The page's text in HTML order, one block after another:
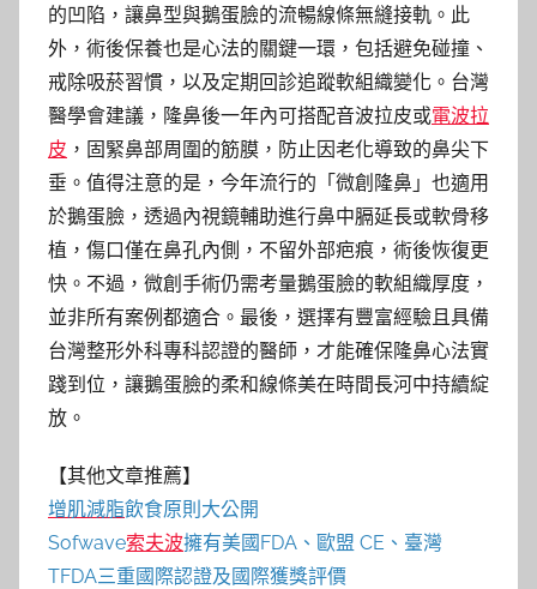
的凹陷，讓鼻型與鵝蛋臉的流暢線條無縫接軌。此
外，術後保養也是心法的關鍵一環，包括避免碰撞、
戒除吸菸習慣，以及定期回診追蹤軟組織變化。台灣
醫學會建議，隆鼻後一年內可搭配音波拉皮或電波拉
皮 ，固緊鼻部周圍的筋膜，防止因老化導致的鼻尖下
垂。值得注意的是，今年流行的「微創隆鼻」也適用
於鵝蛋臉，透過內視鏡輔助進行鼻中膈延長或軟骨移
植，傷口僅在鼻孔內側，不留外部疤痕，術後恢復更
快。不過，微創手術仍需考量鵝蛋臉的軟組織厚度，
並非所有案例都適合。最後，選擇有豐富經驗且具備
台灣整形外科專科認證的醫師，才能確保隆鼻心法實
踐到位，讓鵝蛋臉的柔和線條美在時間長河中持續綻
放。
【其他文章推薦】
增肌減脂飲食原則大公開
Sofwave索夫波擁有美國FDA、歐盟 CE、臺灣
TFDA三重國際認證及國際獲獎評價